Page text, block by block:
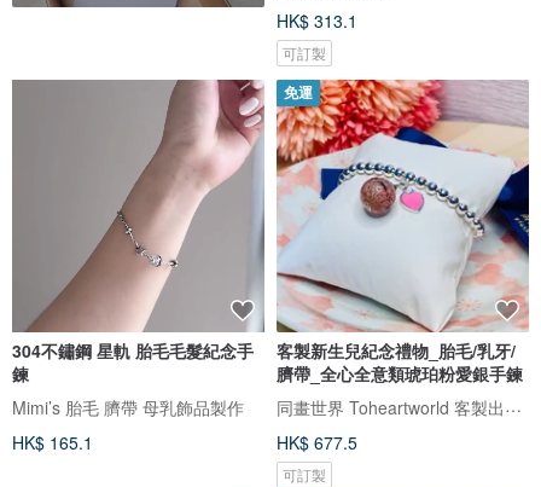
HK$ 313.1
可訂製
304不鏽鋼 星軌 胎毛毛髮紀念手
鍊
Mimi’s 胎毛 臍帶 母乳飾品製作
HK$ 165.1
免運
客製新生兒紀念禮物_胎毛/乳牙/
臍帶_全心全意類琥珀粉愛銀手鍊
同畫世界 Toheartworld 客製出生體重熊
HK$ 677.5
可訂製